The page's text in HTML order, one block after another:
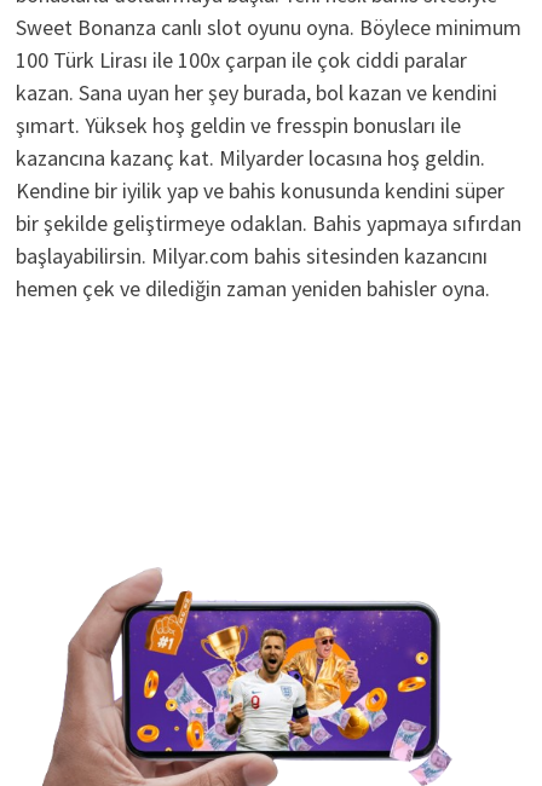
Sweet Bonanza canlı slot oyunu oyna. Böylece minimum
100 Türk Lirası ile 100x çarpan ile çok ciddi paralar
kazan. Sana uyan her şey burada, bol kazan ve kendini
şımart. Yüksek hoş geldin ve fresspin bonusları ile
kazancına kazanç kat. Milyarder locasına hoş geldin.
Kendine bir iyilik yap ve bahis konusunda kendini süper
bir şekilde geliştirmeye odaklan. Bahis yapmaya sıfırdan
başlayabilirsin. Milyar.com bahis sitesinden kazancını
hemen çek ve dilediğin zaman yeniden bahisler oyna.